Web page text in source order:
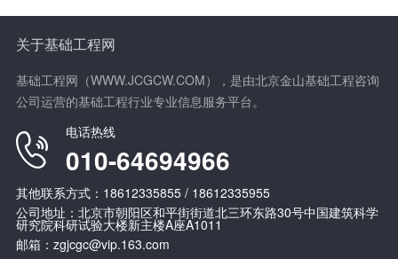
关于基础工程网
基础工程网（WWW.JCGCW.COM），是由北京金山基础工程咨询
公司运营的基础工程行业专业信息服务平台。
电话热线
010-64694966
其他联系方式：18612335855 / 18612335955
公司地址：北京市朝阳区和平街街道北三环东路30号中国建筑科学
研究院科研试验大楼新主楼A座A1011
邮箱：zgjcgc@vip.163.com